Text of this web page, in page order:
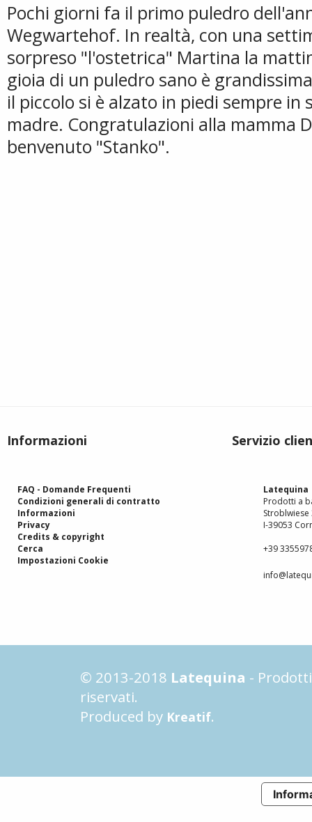
Pochi giorni fa il primo puledro
Wegwartehof. In realtà, con una
sorpreso "l'ostetrica" Martina la
gioia di un puledro sano è
il piccolo si è alzato in piedi sempre
madre. Congratulazioni alla mamma
benvenuto "Stanko".
Informazioni
FAQ - Domande Frequenti
Condizioni generali di contratto
Informazioni
Privacy
Credits & copyright
Cerca
Impostazioni Cookie
Servizio
Latequina
Prodotti a
Stroblwiese
I-39053
+39
© 2013-2018 Latequina -
riservati.
Produced by Kreatif.